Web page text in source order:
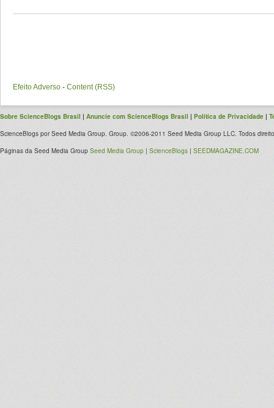
Efeito Adverso - Content (RSS)
Sobre ScienceBlogs Brasil | Anuncie com ScienceBlogs Brasil | Política de Privacidade |
ScienceBlogs por Seed Media Group. Group. ©2006-2011 Seed Media Group LLC. Todos
Páginas da Seed Media Group Seed Media Group | ScienceBlogs | SEEDMAGAZINE.COM